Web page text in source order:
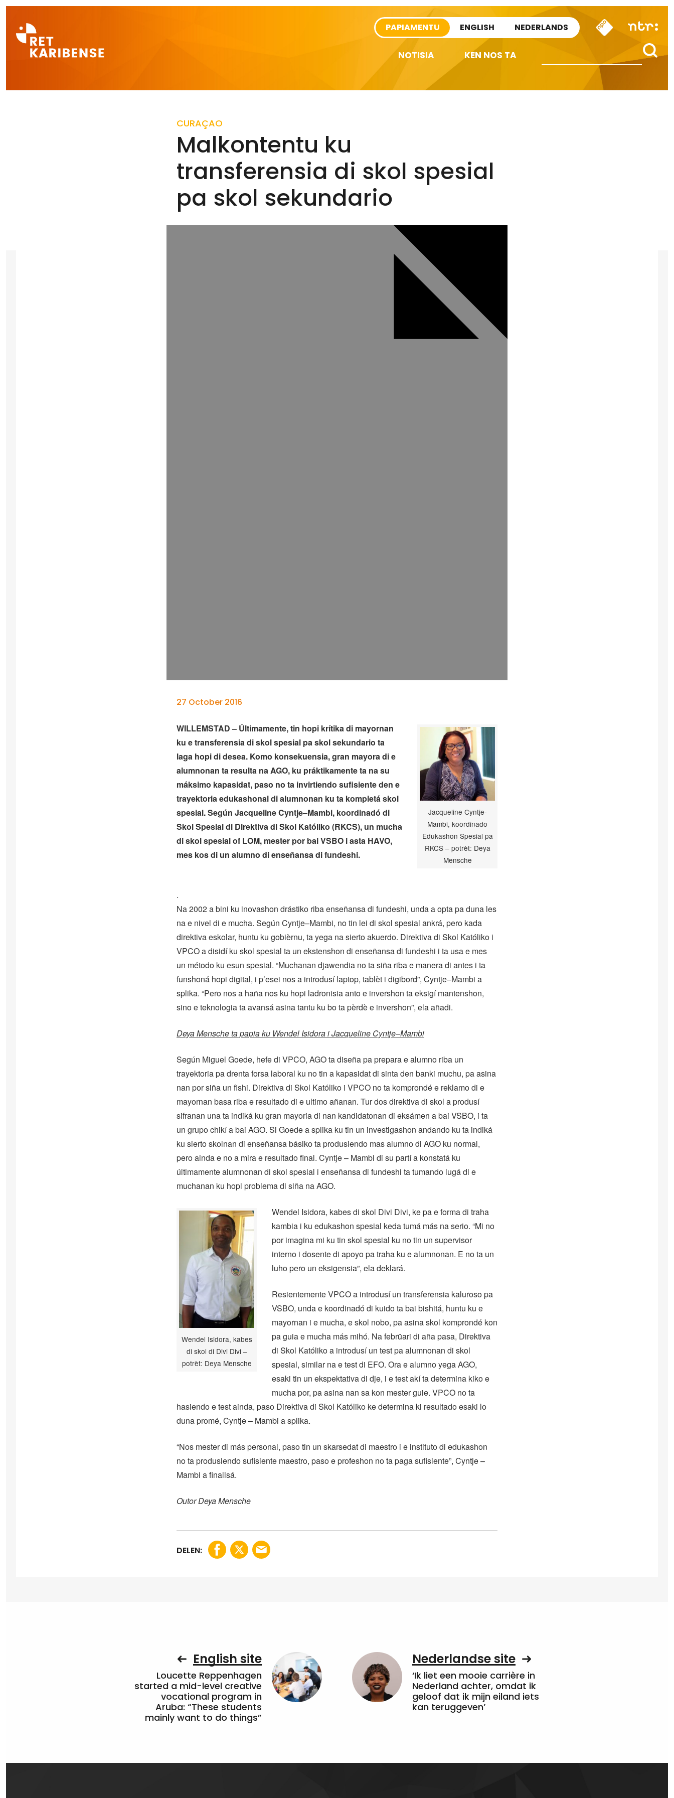
PAPIAMENTU ENGLISH NEDERLANDS
NOTISIA KEN NOS TA
CURAÇAO
Malkontentu ku
transferensia di skol spesial
pa skol sekundario
27 October 2016
Jacqueline Cyntje-
Mambi, koordinado
Edukashon Spesial pa
RKCS – potrèt: Deya
Mensche
WILLEMSTAD – Últimamente, tin hopi krítika di mayornan
ku e transferensia di skol spesial pa skol sekundario ta
laga hopi di desea. Komo konsekuensia, gran mayora di e
alumnonan ta resulta na AGO, ku práktikamente ta na su
máksimo kapasidat, paso no ta invirtiendo sufisiente den e
trayektoria edukashonal di alumnonan ku ta kompletá skol
spesial. Según Jacqueline Cyntje–Mambi, koordinadó di
Skol Spesial di Direktiva di Skol Katóliko (RKCS), un mucha
di skol spesial of LOM, mester por bai VSBO i asta HAVO,
mes kos di un alumno di enseñansa di fundeshi.
.
Na 2002 a bini ku inovashon drástiko riba enseñansa di fundeshi, unda a opta pa duna les
na e nivel di e mucha. Según Cyntje–Mambi, no tin lei di skol spesial ankrá, pero kada
direktiva eskolar, huntu ku gobièrnu, ta yega na sierto akuerdo. Direktiva di Skol Katóliko i
VPCO a disidí ku skol spesial ta un ekstenshon di enseñansa di fundeshi i ta usa e mes
un método ku esun spesial. “Muchanan djawendia no ta siña riba e manera di antes i ta
funshoná hopi digital, i p’esei nos a introdusí laptop, tablèt i digibord”, Cyntje–Mambi a
splika. “Pero nos a haña nos ku hopi ladronisia anto e invershon ta eksigí mantenshon,
sino e teknologia ta avansá asina tantu ku bo ta pèrdè e invershon”, ela añadi.
Deya Mensche ta papia ku Wendel Isidora i Jacqueline Cyntje–Mambi
Según Miguel Goede, hefe di VPCO, AGO ta diseña pa prepara e alumno riba un
trayektoria pa drenta forsa laboral ku no tin a kapasidat di sinta den banki muchu, pa asina
nan por siña un fishi. Direktiva di Skol Katóliko i VPCO no ta komprondé e reklamo di e
mayornan basa riba e resultado di e ultimo añanan. Tur dos direktiva di skol a produsí
sifranan una ta indiká ku gran mayoria di nan kandidatonan di eksámen a bai VSBO, i ta
un grupo chikí a bai AGO. Si Goede a splika ku tin un investigashon andando ku ta indiká
ku sierto skolnan di enseñansa básiko ta produsiendo mas alumno di AGO ku normal,
pero ainda e no a mira e resultado final. Cyntje – Mambi di su partí a konstatá ku
últimamente alumnonan di skol spesial i enseñansa di fundeshi ta tumando lugá di e
muchanan ku hopi problema di siña na AGO.
Wendel Isidora, kabes
di skol di Divi Divi –
potrèt: Deya Mensche
Wendel Isidora, kabes di skol Divi Divi, ke pa e forma di traha
kambia i ku edukashon spesial keda tumá más na serio. “Mi no
por imagina mi ku tin skol spesial ku no tin un supervisor
interno i dosente di apoyo pa traha ku e alumnonan. E no ta un
luho pero un eksigensia”, ela deklará.
Resientemente VPCO a introdusí un transferensia kaluroso pa
VSBO, unda e koordinadó di kuido ta bai bishitá, huntu ku e
mayornan i e mucha, e skol nobo, pa asina skol komprondé kon
pa guia e mucha más mihó. Na febrüari di aña pasa, Direktiva
di Skol Katóliko a introdusí un test pa alumnonan di skol
spesial, similar na e test di EFO. Ora e alumno yega AGO,
esaki tin un ekspektativa di dje, i e test akí ta determina kiko e
mucha por, pa asina nan sa kon mester guie. VPCO no ta
hasiendo e test ainda, paso Direktiva di Skol Katóliko ke determina ki resultado esaki lo
duna promé, Cyntje – Mambi a splika.
“Nos mester di más personal, paso tin un skarsedat di maestro i e instituto di edukashon
no ta produsiendo sufisiente maestro, paso e profeshon no ta paga sufisiente”, Cyntje –
Mambi a finalisá.
Outor Deya Mensche
DELEN:
English site
Loucette Reppenhagen
started a mid-level creative
vocational program in
Aruba: “These students
mainly want to do things”
Nederlandse site
‘Ik liet een mooie carrière in
Nederland achter, omdat ik
geloof dat ik mijn eiland iets
kan teruggeven’